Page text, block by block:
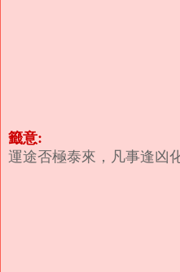
籤意:
運途否極泰來，凡事逢凶化